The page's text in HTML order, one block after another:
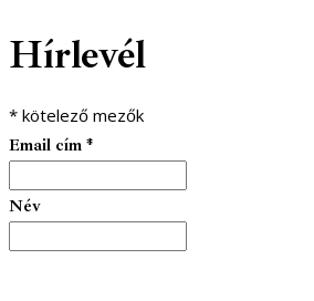
Hírlevél
* kötelező mezők
Email cím *
Név